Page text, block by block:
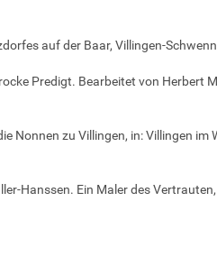
auf der Baar, Villingen-
Predigt. Bearbeitet von Herbert
Nonnen zu Villingen, in: Villingen im
Hanssen. Ein Maler des